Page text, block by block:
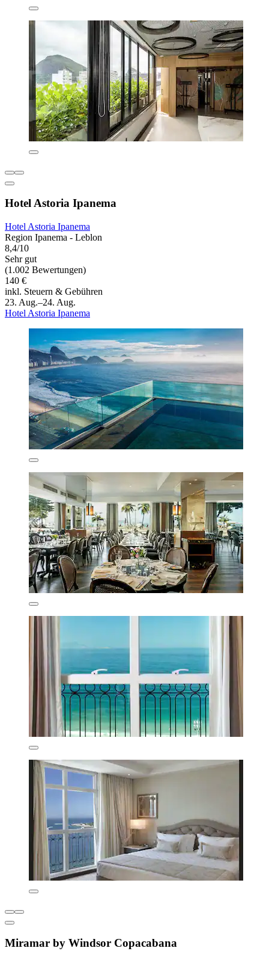
Hotel Astoria Ipanema
Hotel Astoria Ipanema
Region Ipanema - Leblon
8,4/10
Sehr gut
(1.002 Bewertungen)
140 €
inkl. Steuern & Gebühren
23. Aug.–24. Aug.
Hotel Astoria Ipanema
Miramar by Windsor Copacabana